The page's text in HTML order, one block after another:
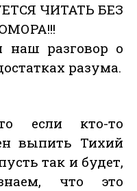
ЧИТАТЬ БЕЗ
наш разговор о
разума.
если кто-то
выпить Тихий
так и будет,
что это